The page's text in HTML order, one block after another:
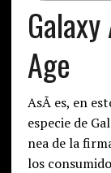
Age
AsÃ­ es, en
especie de
nea de la
los